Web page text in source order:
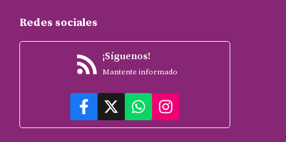
Redes sociales
¡Síguenos!
Mantente informado